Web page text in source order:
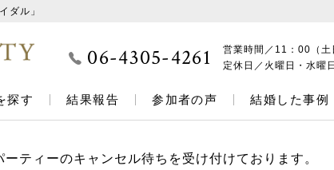
ダル」
06-4305-4261 営業時間／ 11：00（
定休日／ 火曜日・水曜
探す 結果報告 参加者の声 結婚した事例
ーティーのキャンセル待ちを受け付けております。